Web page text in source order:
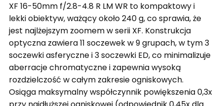
XF 16-50mm f/2.8-4.8 R LM WR to kompaktowy i
lekki obiektyw, ważący około 240 g, co sprawia, że
jest najlżejszym zoomem w serii XF. Konstrukcja
optyczna zawiera 11 soczewek w 9 grupach, w tym 3
soczewki asferyczne i 3 soczewki ED, co minimalizuje
aberracje chromatyczne i zapewnia wysoką
rozdzielczość w całym zakresie ogniskowych.
Osiąga maksymalny współczynnik powiększenia 0,3x